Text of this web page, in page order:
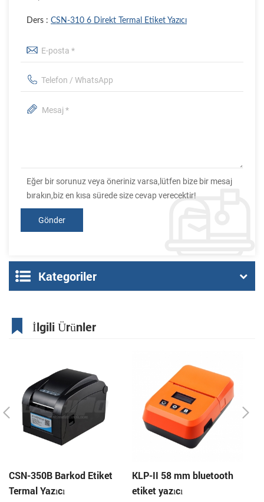
Ders : CSN-310 6 Direkt Termal Etiket Yazıcı
Eğer bir sorunuz veya öneriniz varsa,lütfen bize bir mesaj
bırakın,biz en kısa sürede size cevap verecektir!
Kategoriler
İlgili Ürünler
CSN-350B Barkod Etiket
Termal Yazıcı
KLP-II 58 mm bluetooth
etiket yazıcı